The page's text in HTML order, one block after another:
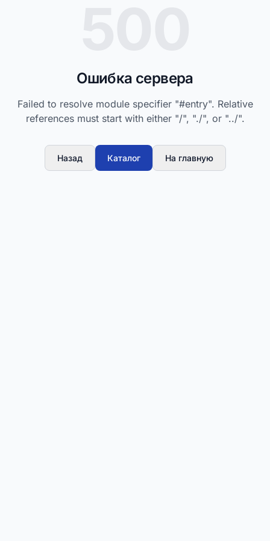
Ошибка сервера
Failed to resolve module specifier "#entry". Relative
references must start with either "/", "./", or "../".
Назад Каталог На главную